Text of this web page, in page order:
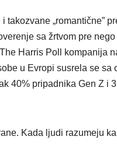
„romantične”
sa žrtvom pre
Harris Poll kompanija
u Evropi susrela se sa
40% pripadnika Gen Z i
Kada ljudi razumeju